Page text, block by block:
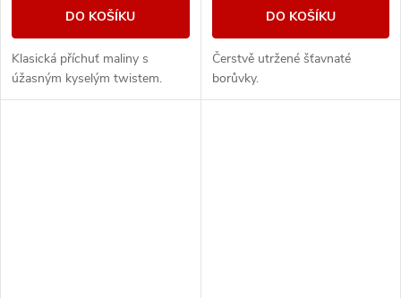
DO KOŠÍKU
Klasická příchuť maliny s
úžasným kyselým twistem.
DO KOŠÍKU
Čerstvě utržené šťavnaté
borůvky.